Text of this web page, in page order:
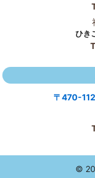
ひき
〒470-
©